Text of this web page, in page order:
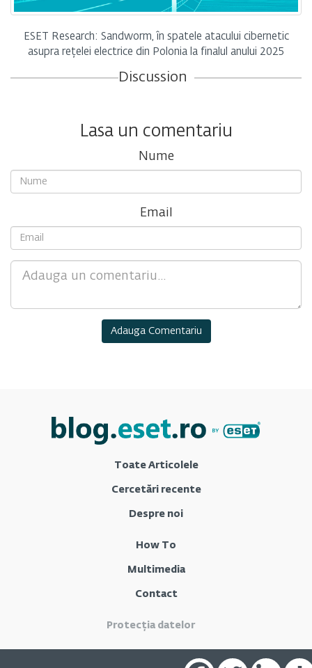
ESET Research: Sandworm, în spatele atacului cibernetic
asupra rețelei electrice din Polonia la finalul anului 2025
Discussion
Lasa un comentariu
Nume
Email
Toate Articolele
Cercetări recente
Despre noi
How To
Multimedia
Contact
Protecția datelor